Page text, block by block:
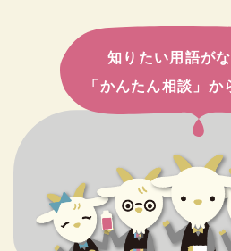
知りたい用語が
「かんたん相談」か